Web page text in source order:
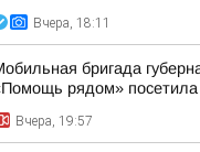
Вчера, 18:11
бригада
рядом» посетила
Вчера, 19:57